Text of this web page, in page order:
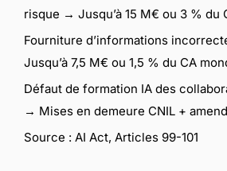
risque → Jusqu’à 15 M€ ou 3 % du
Fourniture d’informations
Jusqu’à 7,5 M€ ou 1,5 % du CA
Défaut de formation IA des
→ Mises en demeure CNIL +
Source : AI Act, Articles 99-101